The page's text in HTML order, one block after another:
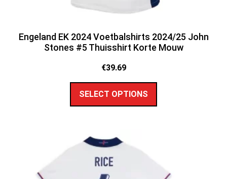
Engeland EK 2024 Voetbalshirts 2024/25 John
Stones #5 Thuisshirt Korte Mouw
€39.69
SELECT OPTIONS